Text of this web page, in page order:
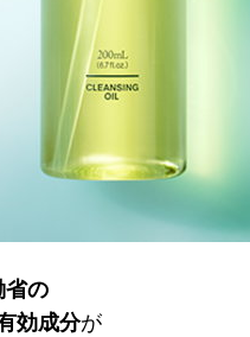
省の
効成分が